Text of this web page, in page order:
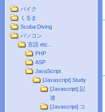
バイク
くるま
Scuba Diving
パソコン
言語 etc...
PHP
ASP
JavaScript
[Javascript] Study
[Javascript] 記
述
[Javascript] コ